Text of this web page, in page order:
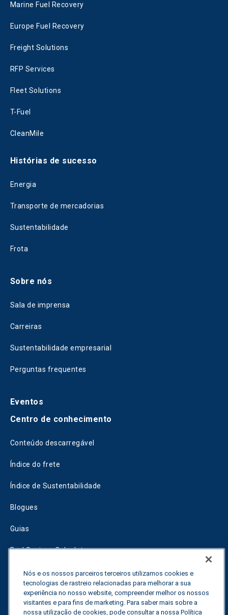
Marine Fuel Recovery
Europe Fuel Recovery
Freight Solutions
RFP Services
Fleet Solutions
T-Fuel
CleanMile
Histórias de sucesso
Energia
Transporte de mercadorias
Sustentabilidade
Frota
Sobre nós
Sala de imprensa
Carreiras
Sustentabilidade empresarial
Perguntas frequentes
Eventos
Centro de conhecimento
Conteúdo descarregável
Índice do frete
Índice de Sustentabilidade
Blogues
Guias
Fuel Savings Calculator
Calculadora de otimização do transporte
Rastreador de tarifas
Nós e os nossos parceiros terceiros utilizamos cookies e
tecnologias de rastreio relacionadas para melhorar a sua
experiência no nosso website, compreender melhor os nossos
visitantes e para fins de marketing. Para saber mais sobre a
nossa utilização de cookies, pode consultar a nossa Política